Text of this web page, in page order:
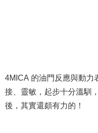
4MICA 的油門反應與動力
接、靈敏，起步十分溫馴
後，其實還頗有力的！